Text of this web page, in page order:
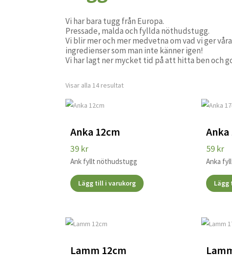
Vi har bara tugg från Europa.
Pressade, malda och fyllda nöthudstugg.
Vi blir mer och mer medvetna om vad vi ger
ingredienser som man inte känner igen!
Vi har lagt ner mycket tid på att hitta ben och
Visar alla 14 resultat
Anka 12cm
39 kr
Ank fyllt nöthudstugg
Lägg till i varukorg
Anka
59 kr
Anka
Lägg
Lamm 12cm